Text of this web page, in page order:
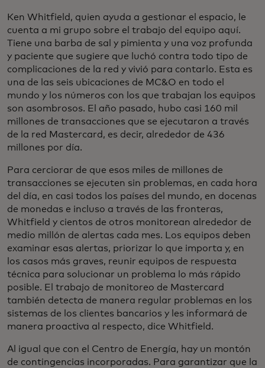
Ken Whitfield, quien ayuda a gestionar el espacio, le
cuenta a mi grupo sobre el trabajo del equipo aquí.
Tiene una barba de sal y pimienta y una voz profunda
y paciente que sugiere que luchó contra todo tipo de
complicaciones de la red y vivió para contarlo. Esta es
una de las seis ubicaciones de MC&O en todo el
mundo y los números con los que trabajan los equipos
son asombrosos. El año pasado, hubo casi 160 mil
millones de transacciones que se ejecutaron a través
de la red Mastercard, es decir, alrededor de 436
millones por día.
Para cerciorar de que esos miles de millones de
transacciones se ejecuten sin problemas, en cada hora
del día, en casi todos los países del mundo, en docenas
de monedas e incluso a través de las fronteras,
Whitfield y cientos de otros monitorean alrededor de
medio millón de alertas cada mes. Los equipos deben
examinar esas alertas, priorizar lo que importa y, en
los casos más graves, reunir equipos de respuesta
técnica para solucionar un problema lo más rápido
posible. El trabajo de monitoreo de Mastercard
también detecta de manera regular problemas en los
sistemas de los clientes bancarios y les informará de
manera proactiva al respecto, dice Whitfield.
Al igual que con el Centro de Energía, hay un montón
de contingencias incorporadas. Para garantizar que la